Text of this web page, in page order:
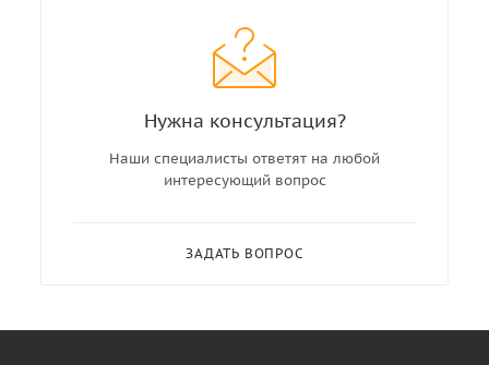
Нужна консультация?
Наши специалисты ответят на любой
интересующий вопрос
ЗАДАТЬ ВОПРОС